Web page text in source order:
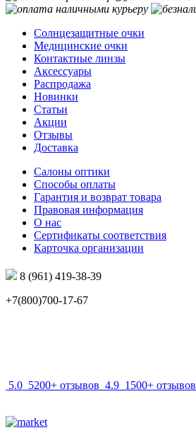
Солнцезащитные очки
Медицинские очки
Контактные линзы
Аксессуары
Распродажа
Новинки
Статьи
Акции
Отзывы
Доставка
Салоны оптики
Способы оплаты
Гарантия и возврат товара
Правовая информация
О нас
Сертификаты соответствия
Карточка организации
8 (961) 419-38-39
+7(800)700-17-67
5.0 5200+ отзывов 4.9 1500+ отзывов